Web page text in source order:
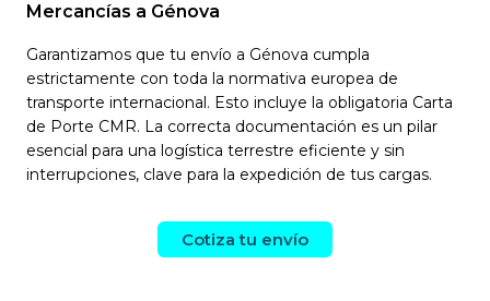
Mercancías a Génova
Garantizamos que tu envío a Génova cumpla
estrictamente con toda la normativa europea de
transporte internacional. Esto incluye la obligatoria Carta
de Porte CMR. La correcta documentación es un pilar
esencial para una logística terrestre eficiente y sin
interrupciones, clave para la expedición de tus cargas.
Cotiza tu envío